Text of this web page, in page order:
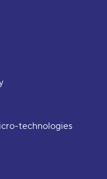
technologies